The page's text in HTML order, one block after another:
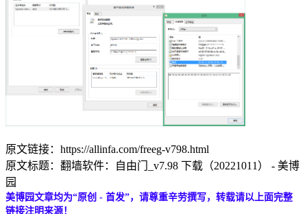
原文链接：https://allinfa.com/freeg-v798.html
原文标题：翻墙软件：自由门_v7.98 下载（20221011） - 美博
园
美博园文章均为“原创 - 首发”，请尊重辛劳撰写，转载请以上面完整
链接注明来源！